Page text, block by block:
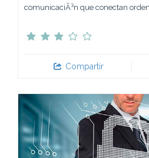
comunicaciÃ³n que conectan
Compartir